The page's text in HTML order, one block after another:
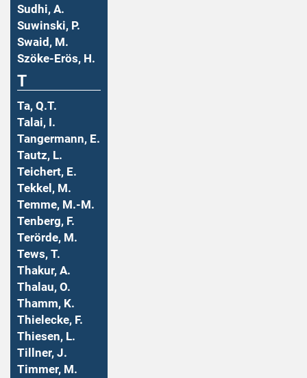
Sudhi, A.
Suwinski, P.
Swaid, M.
Szöke-Erös, H.
T
Ta, Q.T.
Talai, I.
Tangermann, E.
Tautz, L.
Teichert, E.
Tekkel, M.
Temme, M.-M.
Tenberg, F.
Terörde, M.
Tews, T.
Thakur, A.
Thalau, O.
Thamm, K.
Thielecke, F.
Thiesen, L.
Tillner, J.
Timmer, M.